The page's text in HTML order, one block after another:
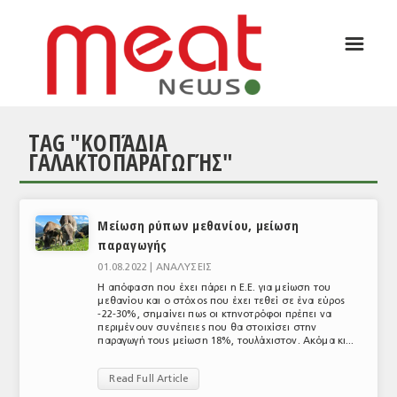
ΕΙΔΗΣΕΙΣ
ΣΥΝΕΝΤΕΥΞΕΙΣ
ΑΝΑΛΥΣΕΙΣ
☰
TAG "ΚΟΠΆΔΙΑ
ΓΑΛΑΚΤΟΠΑΡΑΓΩΓΉΣ"
Μείωση ρύπων μεθανίου, μείωση
παραγωγής
01.08.2022 | ΑΝΑΛΥΣΕΙΣ
Η απόφαση που έχει πάρει η Ε.Ε. για μείωση του
μεθανίου και ο στόχος που έχει τεθεί σε ένα εύρος
-22-30%, σημαίνει πως οι κτηνοτρόφοι πρέπει να
περιμένουν συνέπειες που θα στοιχίσει στην
παραγωγή τους μείωση 18%, τουλάχιστον. Ακόμα κι...
Read Full Article